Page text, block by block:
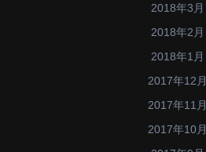
2018年3月
2018年2月
2018年1月
2017年12月
2017年11月
2017年10月